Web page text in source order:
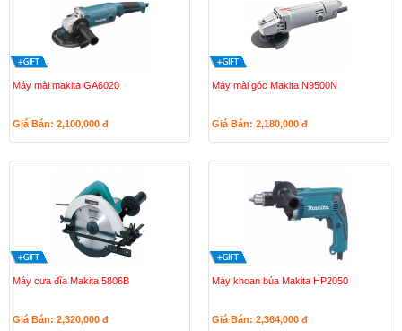
Máy mài makita GA6020
Giá Bán: 2,100,000 đ
Máy mài góc Makita N9500N
Giá Bán: 2,180,000 đ
Máy cưa đĩa Makita 5806B
Giá Bán: 2,320,000 đ
Máy khoan búa Makita HP2050
Giá Bán: 2,364,000 đ